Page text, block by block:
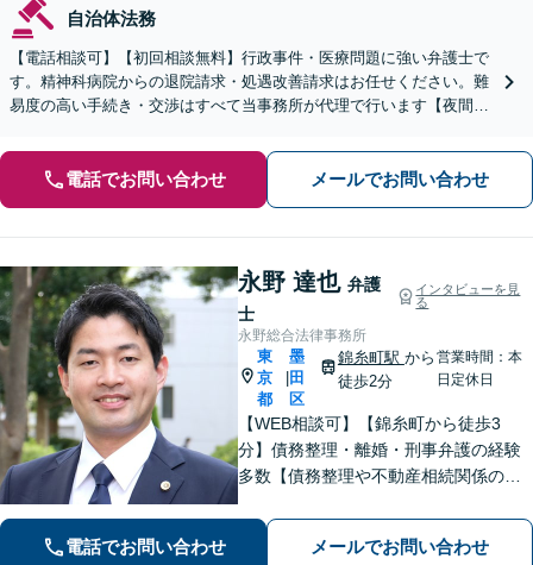
自治体法務
【電話相談可】【初回相談無料】行政事件・医療問題に強い弁護士で
す。精神科病院からの退院請求・処遇改善請求はお任せください。難
易度の高い手続き・交渉はすべて当事務所が代理で行います【夜間・
電話でお問い合わせ メールでお問い合わせ
永野 達也 弁護
士
インタビューを見
る
永野総合法律事務所
東
京
都
墨
田
区
錦糸町駅 から
徒歩2分
営業時間：本
日定休日
【WEB相談可】【錦糸町から徒歩3
分】債務整理・離婚・刑事弁護の経験
多数【債務整理や不動産相続関係の著
談ください【LINEで連絡可】【夜間・
休日面談可】【完全個室】【法テラス
電話でお問い合わせ メールでお問い合わせ